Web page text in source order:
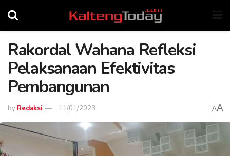
Rakordal Wahana Refleksi
Pelaksanaan Efektivitas
Pembangunan
by Redaksi 11/01/2023 AA